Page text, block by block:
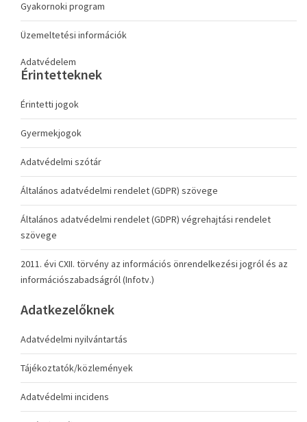
Gyakornoki program
Üzemeltetési információk
Adatvédelem
Érintetteknek
Érintetti jogok
Gyermekjogok
Adatvédelmi szótár
Általános adatvédelmi rendelet (GDPR) szövege
Általános adatvédelmi rendelet (GDPR) végrehajtási rendelet
szövege
2011. évi CXII. törvény az információs önrendelkezési jogról és az
információszabadságról (Infotv.)
Adatkezelőknek
Adatvédelmi nyilvántartás
Tájékoztatók/közlemények
Adatvédelmi incidens